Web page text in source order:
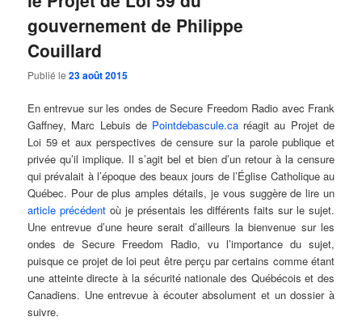
gouvernement de Philippe
Couillard
Publié le23 août 2015
En entrevue sur les ondes de Secure Freedom Radio avec Frank
Gaffney, Marc Lebuis de Pointdebascule.ca réagit au Projet de
Loi 59 et aux perspectives de censure sur la parole publique et
privée qu’il implique. Il s’agit bel et bien d’un retour à la censure
qui prévalait à l’époque des beaux jours de l’Église Catholique au
Québec. Pour de plus amples détails, je vous suggère de lire un
article précédentoù je présentais les différents faits sur le sujet.
Une entrevue d’une heure serait d’ailleurs la bienvenue sur les
ondes de Secure Freedom Radio, vu l’importance du sujet,
puisque ce projet de loi peut être perçu par certains comme étant
une atteinte directe à la sécurité nationale des Québécois et des
Canadiens. Une entrevue à écouter absolument et un dossier à
suivre.